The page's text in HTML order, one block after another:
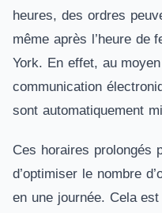
heures, des ordres
même après l’heure de
York. En effet, au
communication
sont automatiquement
Ces horaires prolongés
d’optimiser le nombre
en une journée. Cela